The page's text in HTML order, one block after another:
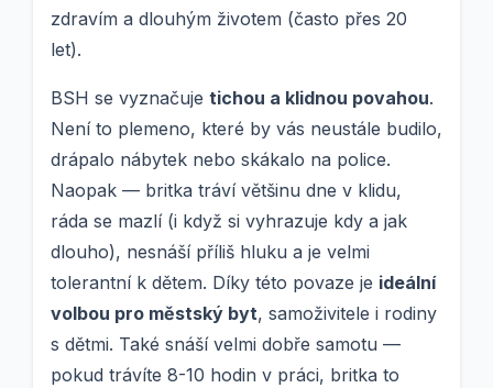
zdravím a dlouhým životem (často přes 20
let).
BSH se vyznačuje tichou a klidnou povahou.
Není to plemeno, které by vás neustále budilo,
drápalo nábytek nebo skákalo na police.
Naopak — britka tráví většinu dne v klidu,
ráda se mazlí (i když si vyhrazuje kdy a jak
dlouho), nesnáší příliš hluku a je velmi
tolerantní k dětem. Díky této povaze je ideální
volbou pro městský byt, samoživitele i rodiny
s dětmi. Také snáší velmi dobře samotu —
pokud trávíte 8-10 hodin v práci, britka to